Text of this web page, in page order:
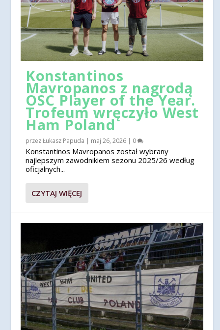
Konstantinos
Mavropanos z nagrodą
OSC Player of the Year.
Trofeum wręczyło West
Ham Poland
przezŁukasz Papuda | maj 26, 2026 | 0
Konstantinos Mavropanos został wybrany
najlepszym zawodnikiem sezonu 2025/26 według
oficjalnych...
CZYTAJ WIĘCEJ